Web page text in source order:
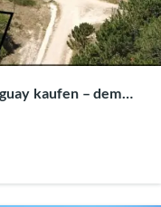
kaufen – dem